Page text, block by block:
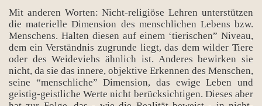
Mit anderen Worten: Nicht-religiöse Lehren unterstützen
die materielle Dimension des menschlichen Lebens bzw.
Menschens. Halten diesen auf einem ‘tierischen” Niveau,
dem ein Verständnis zugrunde liegt, das dem wilder Tiere
oder des Weideviehs ähnlich ist. Anderes bewirken sie
nicht, da sie das innere, objektive Erkennen des Menschen,
seine “menschliche” Dimension, das ewige Leben und
geistig-geistliche Werte nicht berücksichtigen. Dieses aber